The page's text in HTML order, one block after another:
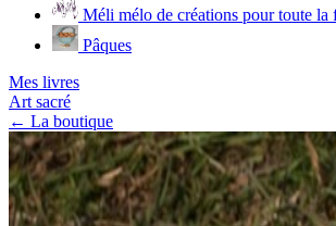
Méli mélo de créations pour toute la
Pâques
Mes livres
Art sacré
← La boutique